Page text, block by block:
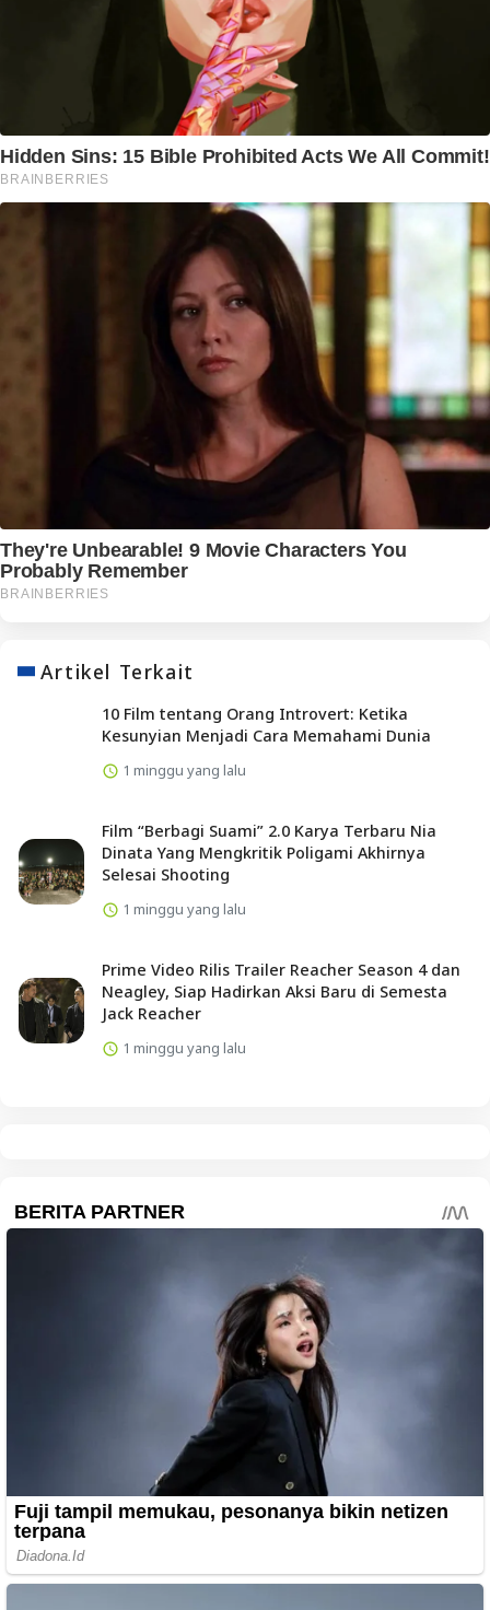
Artikel Terkait
10 Film tentang Orang Introvert: Ketika
Kesunyian Menjadi Cara Memahami Dunia
1 minggu yang lalu
Film “Berbagi Suami” 2.0 Karya Terbaru Nia
Dinata Yang Mengkritik Poligami Akhirnya
Selesai Shooting
1 minggu yang lalu
Prime Video Rilis Trailer Reacher Season 4 dan
Neagley, Siap Hadirkan Aksi Baru di Semesta
Jack Reacher
1 minggu yang lalu